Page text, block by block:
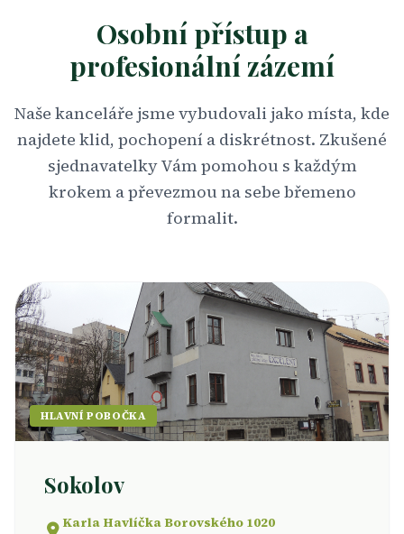
Osobní přístup a
profesionální zázemí
Naše kanceláře jsme vybudovali jako místa, kde
najdete klid, pochopení a diskrétnost. Zkušené
sjednavatelky Vám pomohou s každým
krokem a převezmou na sebe břemeno
formalit.
HLAVNÍ POBOČKA
Sokolov
Karla Havlíčka Borovského 1020